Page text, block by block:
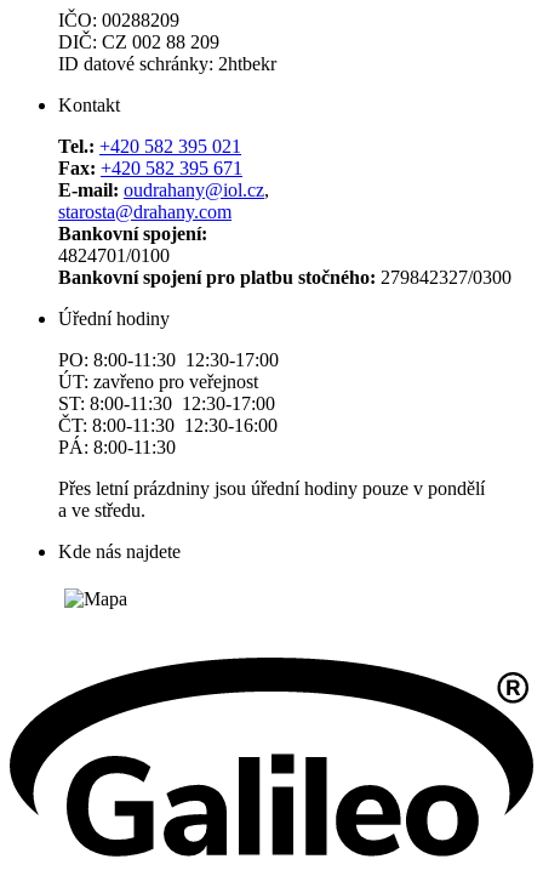
IČO: 00288209
DIČ: CZ 002 88 209
ID datové schránky: 2htbekr
Kontakt
Tel.: +420 582 395 021
Fax: +420 582 395 671
E-mail: oudrahany@iol.cz,
starosta@drahany.com
Bankovní spojení:
4824701/0100
Bankovní spojení pro platbu stočného: 279842327/0300
Úřední hodiny
PO: 8:00-11:30 12:30-17:00
ÚT: zavřeno pro veřejnost
ST: 8:00-11:30 12:30-17:00
ČT: 8:00-11:30 12:30-16:00
PÁ: 8:00-11:30
Přes letní prázdniny jsou úřední hodiny pouze v pondělí
a ve středu.
Kde nás najdete